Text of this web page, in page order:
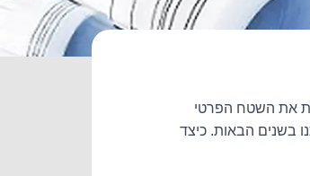
את השטח הפרטי
בשנים הבאות. כיצד